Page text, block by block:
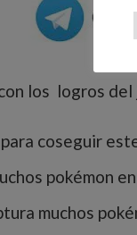
los logros del
coseguir
pokémon
muchos